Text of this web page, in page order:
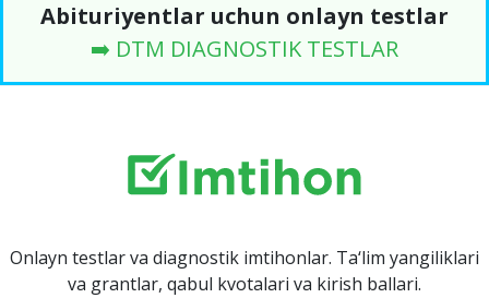
Abituriyentlar uchun onlayn testlar
➡️ DTM DIAGNOSTIK TESTLAR
Onlayn testlar va diagnostik imtihonlar. Ta‘lim yangiliklari
va grantlar, qabul kvotalari va kirish ballari.